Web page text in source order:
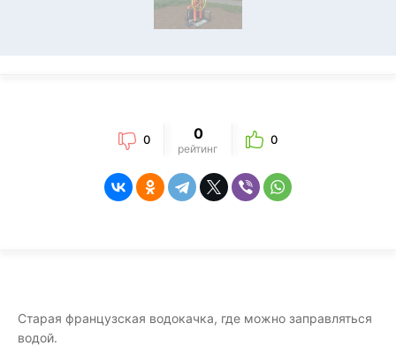
0 0
рейтинг
0
Старая французская водокачка, где можно заправляться
водой.